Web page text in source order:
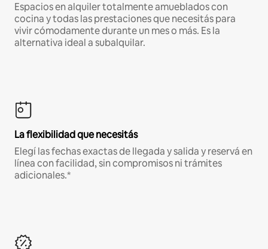
Espacios en alquiler totalmente amueblados con
cocina y todas las prestaciones que necesitás para
vivir cómodamente durante un mes o más. Es la
alternativa ideal a subalquilar.
La flexibilidad que necesitás
Elegí las fechas exactas de llegada y salida y reservá en
línea con facilidad, sin compromisos ni trámites
adicionales.*